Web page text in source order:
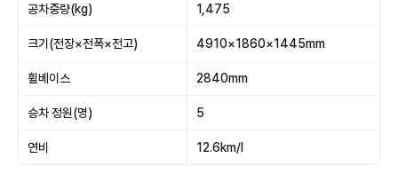
공차중량(kg) 1,475
크기(전장×전폭×전고) 4910×1860×1445mm
휠베이스 2840mm
승차 정원(명) 5
연비 12.6km/l